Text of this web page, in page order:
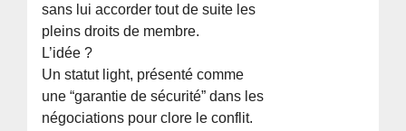
sans lui accorder tout de suite les
pleins droits de membre.
L’idée ?
Un statut light, présenté comme
une “garantie de sécurité” dans les
négociations pour clore le conflit.